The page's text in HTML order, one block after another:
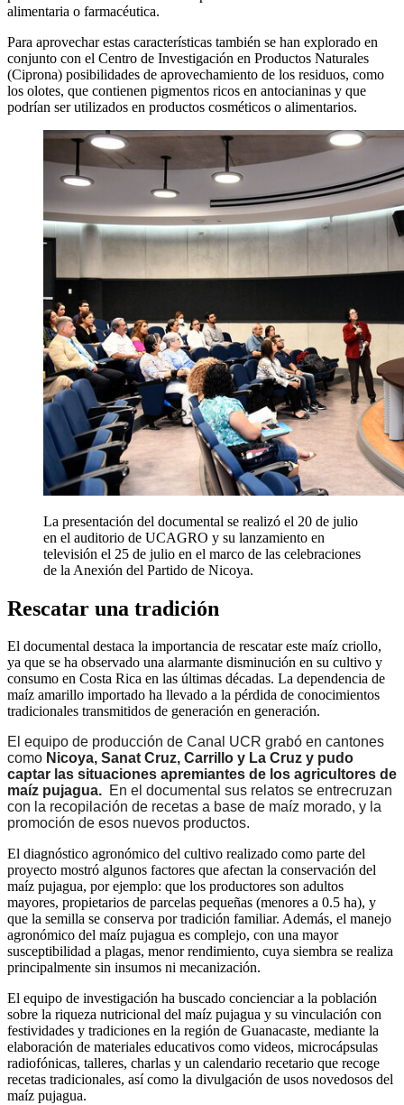
alimentaria o farmacéutica.
Para aprovechar estas características también se han explorado en
conjunto con el Centro de Investigación en Productos Naturales
(Ciprona) posibilidades de aprovechamiento de los residuos, como
los olotes, que contienen pigmentos ricos en antocianinas y que
podrían ser utilizados en productos cosméticos o alimentarios.
La presentación del documental se realizó el 20 de julio
en el auditorio de UCAGRO y su lanzamiento en
televisión el 25 de julio en el marco de las celebraciones
de la Anexión del Partido de Nicoya.
Rescatar una tradición
El documental destaca la importancia de rescatar este maíz criollo,
ya que se ha observado una alarmante disminución en su cultivo y
consumo en Costa Rica en las últimas décadas. La dependencia de
maíz amarillo importado ha llevado a la pérdida de conocimientos
tradicionales transmitidos de generación en generación.
El equipo de producción de Canal UCR grabó en cantones
como Nicoya, Sanat Cruz, Carrillo y La Cruz y pudo
captar las situaciones apremiantes de los agricultores de
maíz pujagua. En el documental sus relatos se entrecruzan
con la recopilación de recetas a base de maíz morado, y la
promoción de esos nuevos productos.
El diagnóstico agronómico del cultivo realizado como parte del
proyecto mostró algunos factores que afectan la conservación del
maíz pujagua, por ejemplo: que los productores son adultos
mayores, propietarios de parcelas pequeñas (menores a 0.5 ha), y
que la semilla se conserva por tradición familiar. Además, el manejo
agronómico del maíz pujagua es complejo, con una mayor
susceptibilidad a plagas, menor rendimiento, cuya siembra se realiza
principalmente sin insumos ni mecanización.
El equipo de investigación ha buscado concienciar a la población
sobre la riqueza nutricional del maíz pujagua y su vinculación con
festividades y tradiciones en la región de Guanacaste, mediante la
elaboración de materiales educativos como videos, microcápsulas
radiofónicas, talleres, charlas y un calendario recetario que recoge
recetas tradicionales, así como la divulgación de usos novedosos del
maíz pujagua.